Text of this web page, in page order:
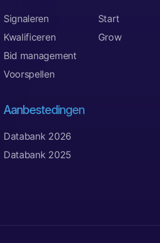
Signaleren
Kwalificeren
Bid management
Voorspellen
Start
Grow
Aanbestedingen
Databank 2026
Databank 2025